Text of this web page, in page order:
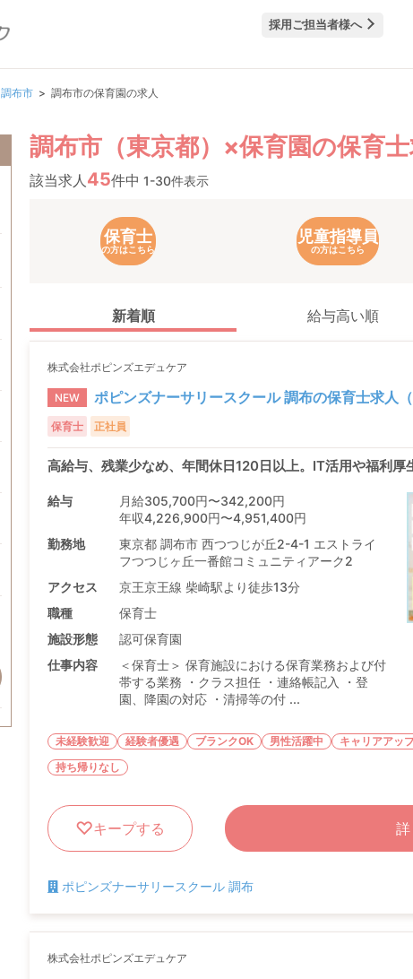
採用ご担当者様へ
調布市 調布市の保育園の求人
調布市（東京都）×保育園の保育
該当求人 45件中 1-30件表示
保育士
の方はこちら
児童指導員
の方はこちら
新着順 給与高い順
株式会社ポピンズエデュケア
NEW
ポピンズナーサリースクール 調布の保育士求人（
保育士 正社員
高給与、残業少なめ、年間休日120日以上。IT活用や福利厚
給与
月給305,700円〜342,200円
年収4,226,900円〜4,951,400円
勤務地
東京都 調布市 西つつじが丘2-4-1 エストライ
フつつじヶ丘一番館コミュニティアーク2
アクセス
京王京王線 柴崎駅より徒歩13分
職種
保育士
施設形態
認可保育園
仕事内容
＜保育士＞ 保育施設における保育業務および付
帯する業務 ・クラス担任 ・連絡帳記入 ・登
園、降園の対応 ・清掃等の付 ...
未経験歓迎 経験者優遇 ブランクOK 男性活躍中 キャリアアッ
持ち帰りなし
キープする 詳
ポピンズナーサリースクール 調布
株式会社ポピンズエデュケア